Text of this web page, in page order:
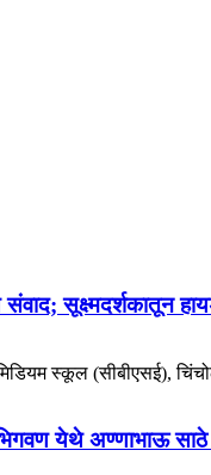
संवाद; सूक्ष्मदर्शकातून
स्कूल (सीबीएसई),
भिगवण येथे अण्णाभाऊ